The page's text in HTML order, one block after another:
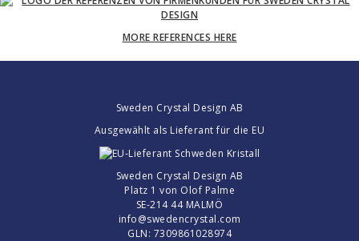
MORE REFERENCES HERE
Sweden Crystal Design AB
Ausgewählt als Lieferant für die EU
Sweden Crystal Design AB
Platz 1 von Olof Palme
SE-214 44 MALMÖ
info@swedencrystal.com
GLN: 7309861028974